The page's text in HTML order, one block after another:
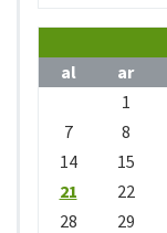
al
ar
1
7
8
14
15
21
22
28
29